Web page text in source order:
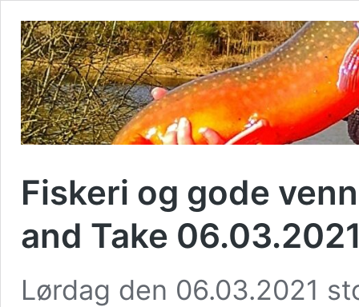
Fiskeri og gode
and Take
Lørdag den 06.03.2021